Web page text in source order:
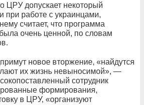
ЦРУ допускает некоторый
при работе с украинцами,
считает, что программа
очень ценной, по словам
новое вторжение, «найдутся
их жизнь невыносимой», —
сотрудник
формирования,
в ЦРУ, «организуют